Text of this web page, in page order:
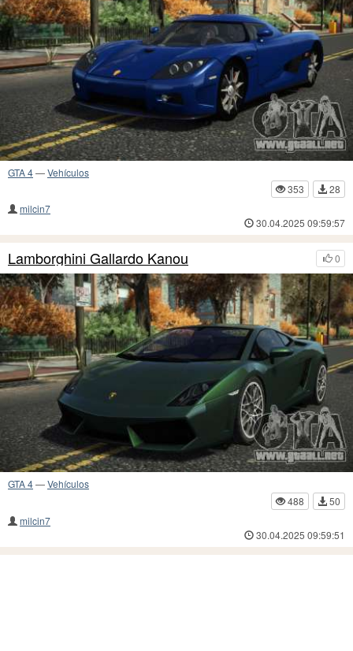
GTA 4—Vehículos
353
28
milcin7
30.04.2025 09:59:57
0
Lamborghini Gallardo Kanou
GTA 4—Vehículos
488
50
milcin7
30.04.2025 09:59:51